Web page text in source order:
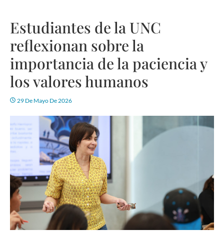
Estudiantes de la UNC
reflexionan sobre la
importancia de la paciencia y
los valores humanos
29 De Mayo De 2026